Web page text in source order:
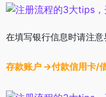
在填写银行信息时请注
存款账户 ->付款信用卡/